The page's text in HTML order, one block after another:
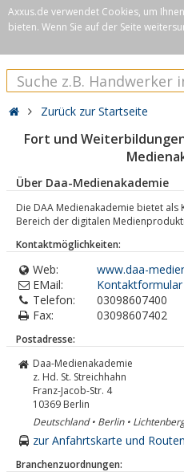
Axxus.de verwendet Cookies, um
bieten. Wenn Sie auf der Seite
Zurück zur Startseite
Fort und
Über Daa-Medienakademie
Die DAA Medienakademie bietet
Bereich der digitalen
Kontaktmöglichkeiten:
Web:
www.daa-
EMail:
Kontaktformular
Telefon:
03098607400
Fax:
03098607402
Postadresse:
Daa-Medienakademie
z. Hd. St. Streichhahn
Franz-Jacob-Str. 4
10369 Berlin
Deutschland • Berlin •
zur Anfahrtskarte und
Branchenzuordnungen: